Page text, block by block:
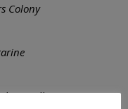
Colony
Cell